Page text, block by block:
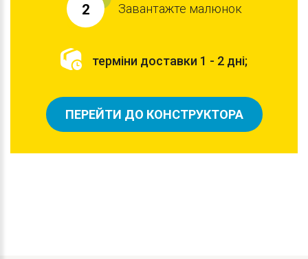
2 Завантажте малюнок
терміни доставки 1 - 2 дні;
ПЕРЕЙТИ ДО КОНСТРУКТОРА